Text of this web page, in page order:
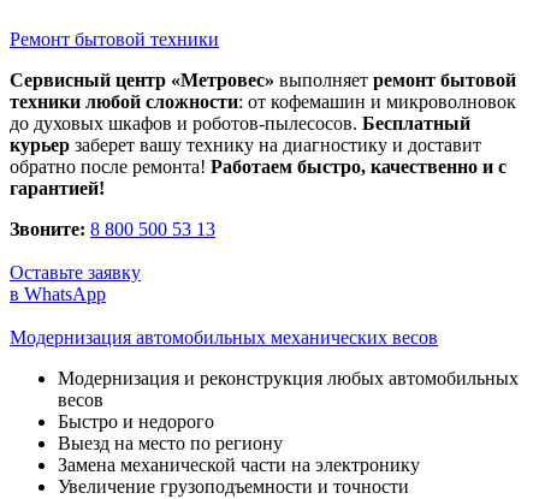
Ремонт бытовой техники
Сервисный центр «Метровес» выполняет ремонт бытовой
техники любой сложности: от кофемашин и микроволновок
до духовых шкафов и роботов-пылесосов. Бесплатный
курьер заберет вашу технику на диагностику и доставит
обратно после ремонта! Работаем быстро, качественно и с
гарантией!
Звоните: 8 800 500 53 13
Оставьте заявку
в WhatsApp
Модернизация автомобильных механических весов
Модернизация и реконструкция любых автомобильных
весов
Быстро и недорого
Выезд на место по региону
Замена механической части на электронику
Увеличение грузоподъемности и точности